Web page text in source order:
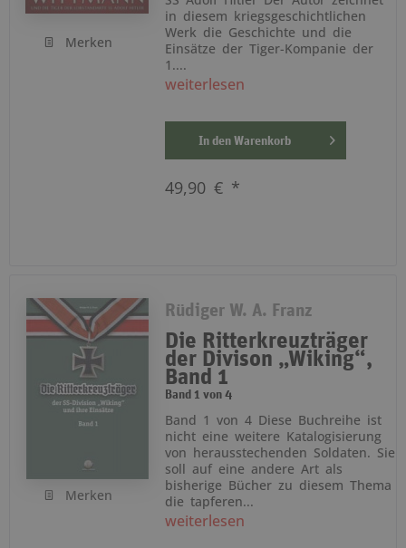
Merken
in diesem kriegsgeschichtlichen
Werk die Geschichte und die
Einsätze der Tiger-Kompanie der
1....
weiterlesen
In den Warenkorb
49,90 € *
Merken
Rüdiger W. A. Franz
Die Ritterkreuzträger
der Divison „Wiking“,
Band 1
Band 1 von 4
Band 1 von 4 Diese Buchreihe ist
nicht eine weitere Katalogisierung
von herausstechenden Soldaten. Sie
soll auf eine andere Art als
bisherige Bücher zu diesem Thema
die tapferen...
weiterlesen